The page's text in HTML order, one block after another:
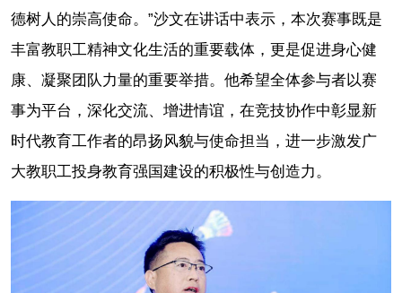
德树人的崇高使命。”沙文在讲话中表示，本次赛事既是
丰富教职工精神文化生活的重要载体，更是促进身心健
康、凝聚团队力量的重要举措。他希望全体参与者以赛
事为平台，深化交流、增进情谊，在竞技协作中彰显新
时代教育工作者的昂扬风貌与使命担当，进一步激发广
大教职工投身教育强国建设的积极性与创造力。